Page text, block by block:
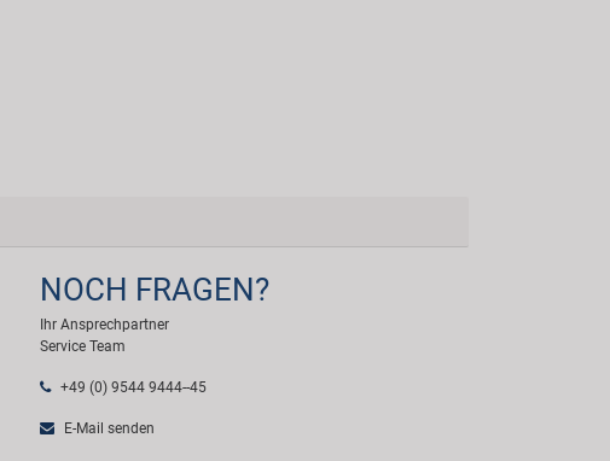
NOCH FRAGEN?
Ihr Ansprechpartner
Service Team
+49 (0) 9544 9444--45
E-Mail senden